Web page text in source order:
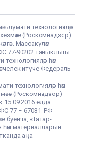
технологияләр
хезмәте (Роскомнадзор)
Массакүләм
77-90202 таныклыгы
технологияләр һәм
итүче Федераль
технологияләр һәм
(Роскомнадзор)
15.09.2016 елда
ФС 77 – 67031. РФ
буенча, «Татар-
һәм материалларын
аңа